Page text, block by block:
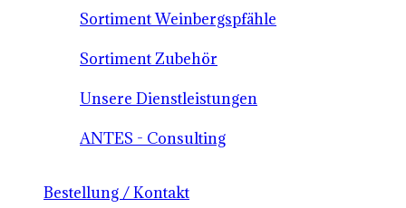
Sortiment Weinbergspfähle
Sortiment Zubehör
Unsere Dienstleistungen
ANTES - Consulting
Bestellung / Kontakt